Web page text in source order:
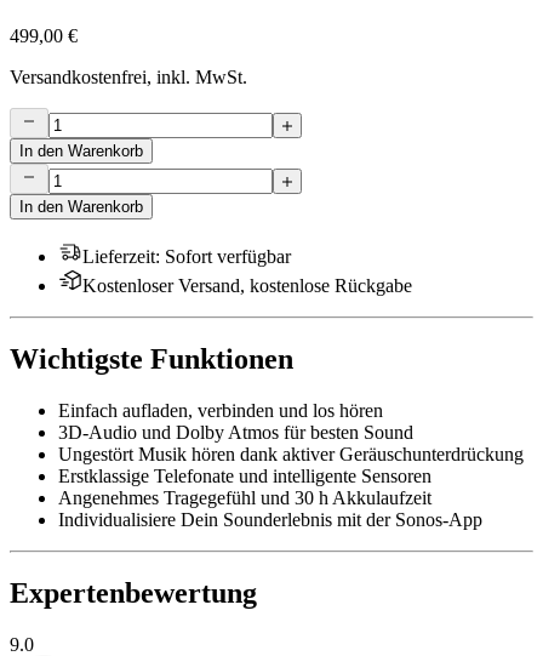
499,00 €
Versandkostenfrei, inkl. MwSt.
In den Warenkorb
In den Warenkorb
Lieferzeit: Sofort verfügbar
Kostenloser Versand, kostenlose Rückgabe
Wichtigste Funktionen
Einfach aufladen, verbinden und los hören
3D-Audio und Dolby Atmos für besten Sound
Ungestört Musik hören dank aktiver Geräuschunterdrückung
Erstklassige Telefonate und intelligente Sensoren
Angenehmes Tragegefühl und 30 h Akkulaufzeit
Individualisiere Dein Sounderlebnis mit der Sonos-App
Expertenbewertung
9.0